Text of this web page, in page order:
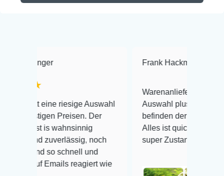
riesige Auswahl
Der
noch
und
reagiert wie
Frank Hackmayer ★★★★
Warenanlieferung Top und die
Auswahl plus gesundheitliches
befinden der Fische einwandfrei.
Alles ist quick lebendig und im
super Zustand. Gerne wieder 😃